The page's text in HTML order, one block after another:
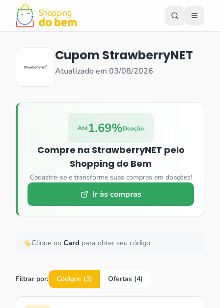
Cupom StrawberryNET
Atualizado em 03/08/2026
Até1.69%Doação
Compre na StrawberryNET pelo
Shopping do Bem
Cadastre-se e transforme suas compras em doações!
Ir às compras
Clique no Card para obter seu código
Filtrar por: Códigos (3) Ofertas (4)